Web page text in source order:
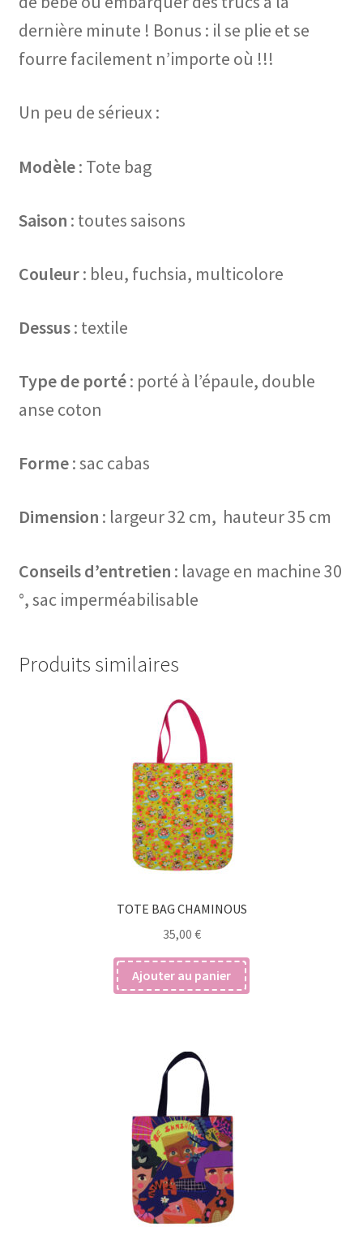
dernière minute ! Bonus : il se plie et se
fourre facilement n’importe où !!!
Un peu de sérieux :
Modèle: Tote bag
Saison : toutes saisons
Couleur: bleu, fuchsia, multicolore
Dessus: textile
Type de porté: porté à l’épaule, double
anse coton
Forme: sac cabas
Dimension : largeur 32 cm, hauteur 35 cm
Conseils d’entretien : lavage en machine 30
°, sac imperméabilisable
Produits similaires
TOTE BAG CHAMINOUS
35,00 €
Ajouter au panier